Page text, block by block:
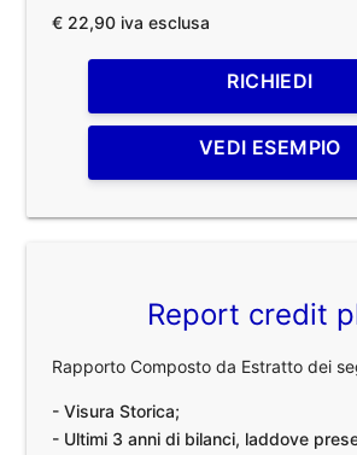
€ 22,90 iva esclusa
RICHIEDI
VEDI ESEMPIO
Report credit
Rapporto Composto da Estratto dei
- Visura Storica;
- Ultimi 3 anni di bilanci, laddove